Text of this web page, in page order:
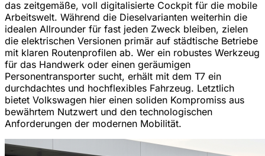
das zeitgemäße, voll digitalisierte Cockpit für die mobile
Arbeitswelt. Während die Dieselvarianten weiterhin die
idealen Allrounder für fast jeden Zweck bleiben, zielen
die elektrischen Versionen primär auf städtische Betriebe
mit klaren Routenprofilen ab. Wer ein robustes Werkzeug
für das Handwerk oder einen geräumigen
Personentransporter sucht, erhält mit dem T7 ein
durchdachtes und hochflexibles Fahrzeug. Letztlich
bietet Volkswagen hier einen soliden Kompromiss aus
bewährtem Nutzwert und den technologischen
Anforderungen der modernen Mobilität.